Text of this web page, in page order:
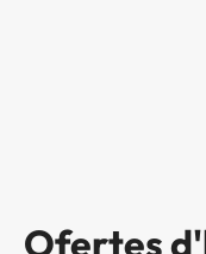
Ofertes